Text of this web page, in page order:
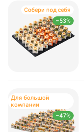
–53%
Собери под себя
–47%
Для большой
компании